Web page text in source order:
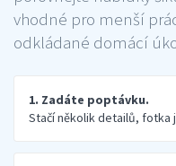
vhodné pro menší
odkládané domácí
1. Zadáte poptávku.
Stačí několik detailů, fotka